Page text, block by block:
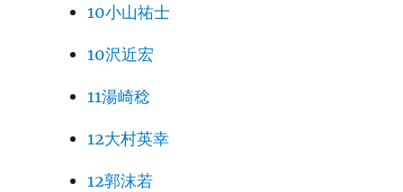
10小山祐士
10沢近宏
11湯崎稔
12大村英幸
12郭沫若